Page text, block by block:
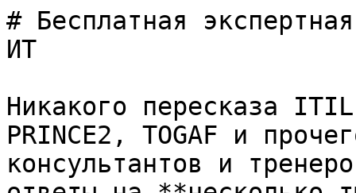
# Бесплатная
ИТ
Никакого пересказа
PRINCE2, TOGAF и
консультантов и